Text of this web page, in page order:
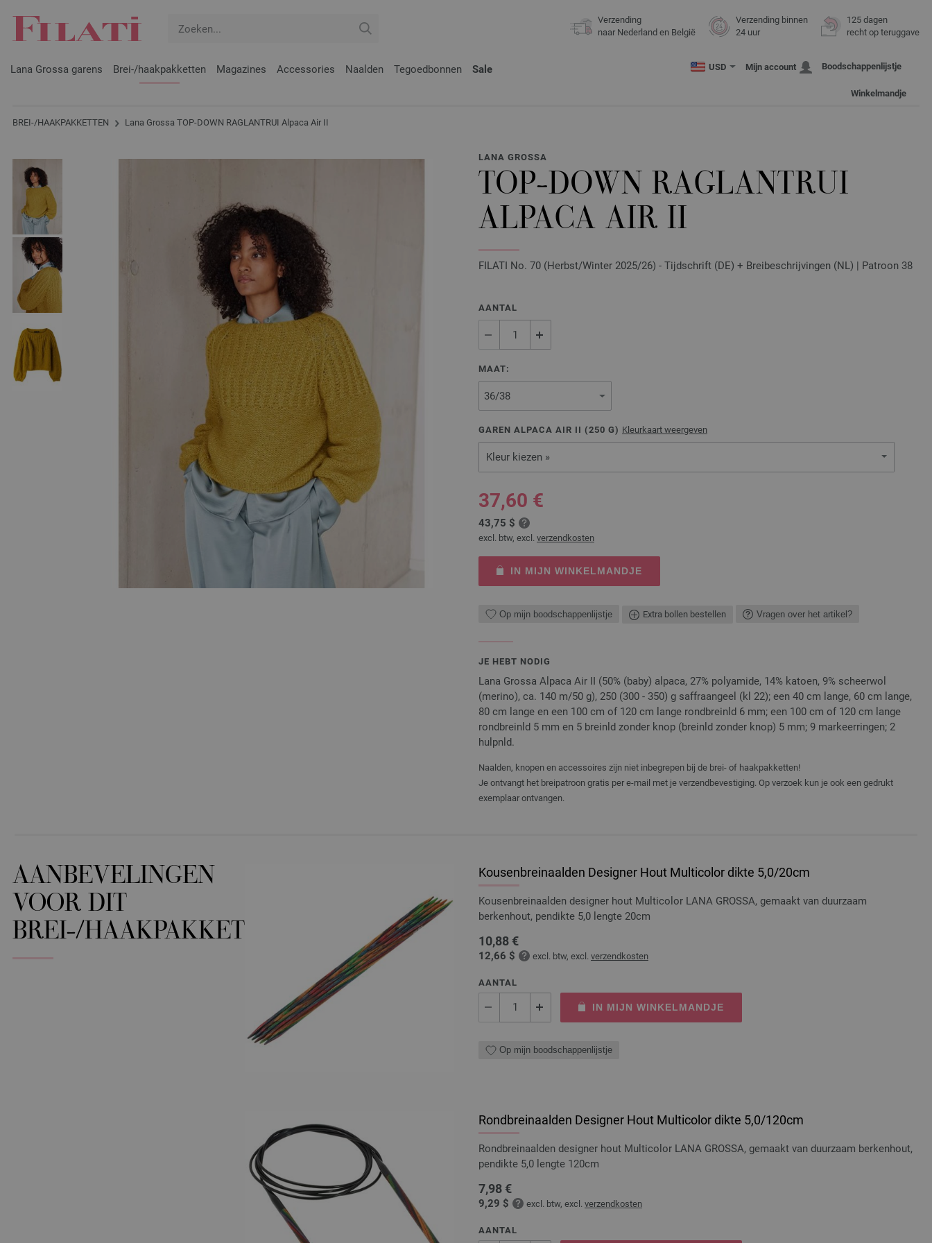
Verzending
naar Nederland en België
Verzending binnen
24 uur
125 dagen
recht op teruggave
Lana Grossa garens Brei-/haakpakketten Magazines Accessories Naalden Tegoedbonnen Sale USD Mijn account Boodschappenlijstje
Winkelmandje
BREI-/HAAKPAKKETTEN Lana Grossa TOP-DOWN RAGLANTRUI Alpaca Air II
LANA GROSSA
TOP-DOWN RAGLANTRUI
ALPACA AIR II
FILATI No. 70 (Herbst/Winter 2025/26) - Tijdschrift (DE) + Breibeschrijvingen (NL) | Patroon 38
AANTAL
MAAT:
GAREN ALPACA AIR II (250 G) Kleurkaart weergeven
Kleur kiezen »
37,60 €
43,75 $
excl. btw, excl. verzendkosten
IN MIJN WINKELMANDJE
Op mijn boodschappenlijstje Extra bollen bestellen Vragen over het artikel?
JE HEBT NODIG
Lana Grossa Alpaca Air II (50% (baby) alpaca, 27% polyamide, 14% katoen, 9% scheerwol
(merino), ca. 140 m/50 g), 250 (300 - 350) g saffraangeel (kl 22); een 40 cm lange, 60 cm lange,
80 cm lange en een 100 cm of 120 cm lange rondbreinld 6 mm; een 100 cm of 120 cm lange
rondbreinld 5 mm en 5 breinld zonder knop (breinld zonder knop) 5 mm; 9 markeerringen; 2
hulpnld.
Naalden, knopen en accessoires zijn niet inbegrepen bij de brei- of haakpakketten!
Je ontvangt het breipatroon gratis per e-mail met je verzendbevestiging. Op verzoek kun je ook een gedrukt
exemplaar ontvangen.
AANBEVELINGEN
VOOR DIT
BREI-/HAAKPAKKET
Kousenbreinaalden Designer Hout Multicolor dikte 5,0/20cm
Kousenbreinaalden designer hout Multicolor LANA GROSSA, gemaakt van duurzaam
berkenhout, pendikte 5,0 lengte 20cm
10,88 €
12,66 $ excl. btw, excl. verzendkosten
AANTAL
IN MIJN WINKELMANDJE
Op mijn boodschappenlijstje
Rondbreinaalden Designer Hout Multicolor dikte 5,0/120cm
Rondbreinaalden designer hout Multicolor LANA GROSSA, gemaakt van duurzaam berkenhout,
pendikte 5,0 lengte 120cm
7,98 €
9,29 $ excl. btw, excl. verzendkosten
AANTAL